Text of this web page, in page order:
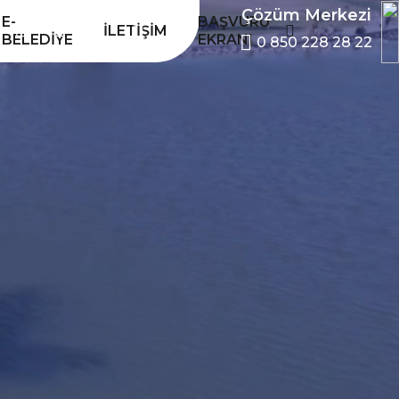
Çözüm Merkezi
0 850 228 28 22
E-
BELEDIYE
İLETIŞIM
BAŞVURU
EKRANI